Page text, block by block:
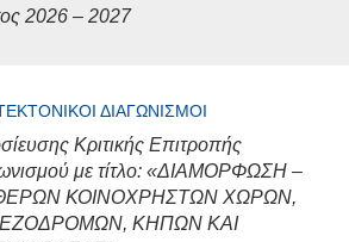
2026 – 2027
ΔΙΑΓΩΝΙΣΜΟΊ
Κριτικής Επιτροπής
με τίτλο: «ΔΙΑΜΟΡΦΩΣΗ –
ΚΟΙΝΟΧΡΗΣΤΩΝ ΧΩΡΩΝ,
ΚΗΠΩΝ ΚΑΙ